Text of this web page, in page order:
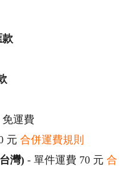
款
運費
元 合併運費規則
灣)- 單件運費 70 元 合